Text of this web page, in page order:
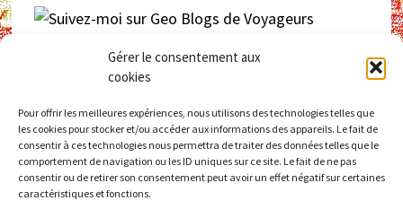
Gérer le consentement aux
cookies
Pour offrir les meilleures expériences, nous utilisons des technologies telles que
les cookies pour stocker et/ou accéder aux informations des appareils. Le fait de
consentir à ces technologies nous permettra de traiter des données telles que le
comportement de navigation ou les ID uniques sur ce site. Le fait de ne pas
consentir ou de retirer son consentement peut avoir un effet négatif sur certaines
caractéristiques et fonctions.